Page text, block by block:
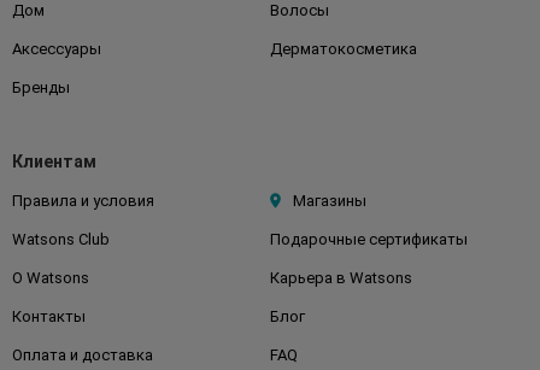
Дом Волосы
Аксессуары Дерматокосметика
Бренды
Клиентам
Правила и условия Магазины
Watsons Club Подарочные сертификаты
О Watsons Карьера в Watsons
Контакты Блог
Оплата и доставка FAQ